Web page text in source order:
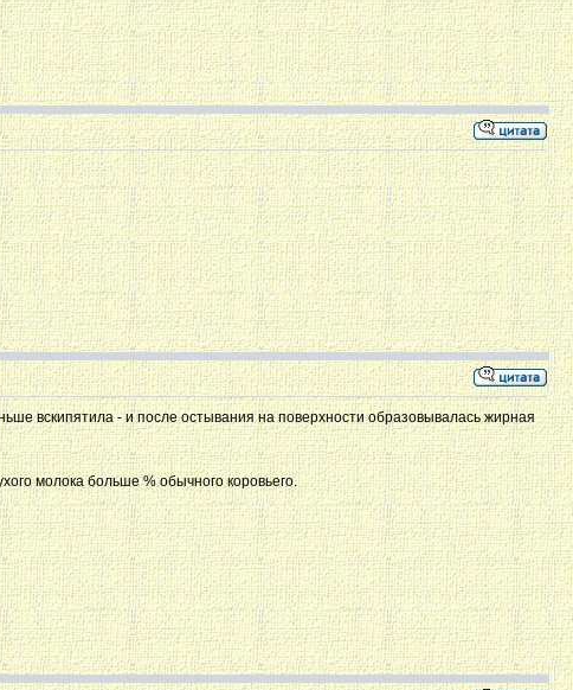
вскипятила - и после остывания на поверхности образовывалась жирная
молока больше % обычного коровьего.